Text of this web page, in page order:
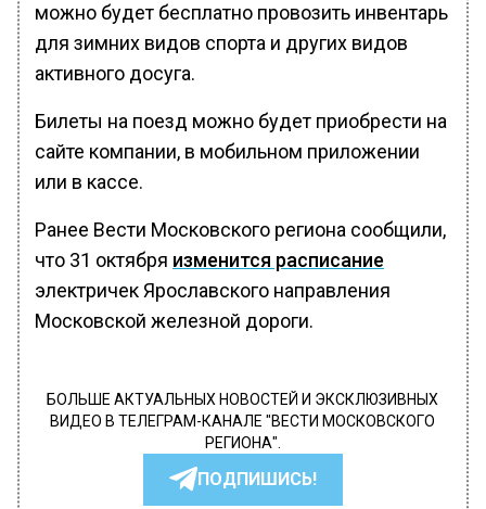
можно будет бесплатно провозить инвентарь
для зимних видов спорта и других видов
активного досуга.
Билеты на поезд можно будет приобрести на
сайте компании, в мобильном приложении
или в кассе.
Ранее Вести Московского региона сообщили,
что 31 октября изменится расписание
электричек Ярославского направления
Московской железной дороги.
БОЛЬШЕ АКТУАЛЬНЫХ НОВОСТЕЙ И ЭКСКЛЮЗИВНЫХ
ВИДЕО В ТЕЛЕГРАМ-КАНАЛЕ "ВЕСТИ МОСКОВСКОГО
РЕГИОНА".
ПОДПИШИСЬ!